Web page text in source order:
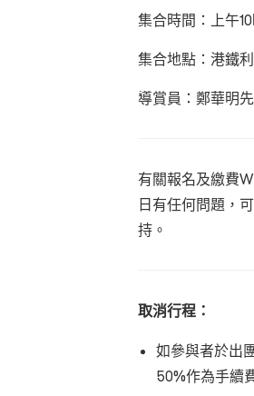
集合時間：上午
集合地點：港鐵
導賞員：鄭華明
有關報名及繳費
日有任何問題，
持。
取消行程：
如參與者於出
50%作為手續